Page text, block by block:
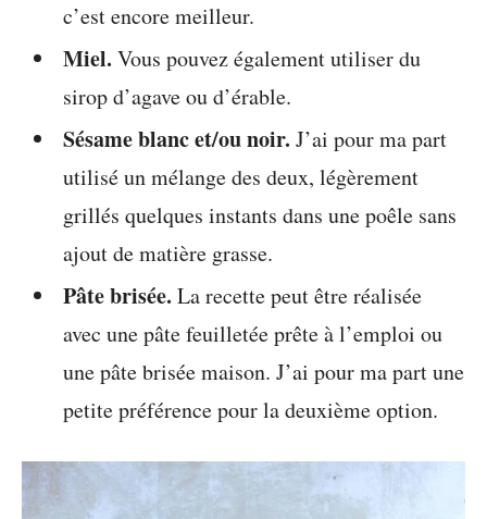
c’est encore meilleur.
Miel. Vous pouvez également utiliser du
sirop d’agave ou d’érable.
Sésame blanc et/ou noir. J’ai pour ma part
utilisé un mélange des deux, légèrement
grillés quelques instants dans une poêle sans
ajout de matière grasse.
Pâte brisée. La recette peut être réalisée
avec une pâte feuilletée prête à l’emploi ou
une pâte brisée maison. J’ai pour ma part une
petite préférence pour la deuxième option.